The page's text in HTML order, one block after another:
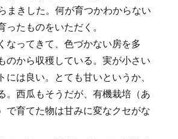
まきした。何が育つかわからない
ったものをいただく。
なってきて、色づかない房を多
のから収穫している。実が小さい
には良い。とても甘いというか、
。西瓜もそうだが、有機栽培（あ
で育てた物は甘みに変なクセがな